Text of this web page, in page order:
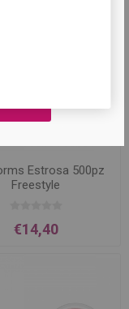
Estrosa 500pz
Freestyle
€14,40